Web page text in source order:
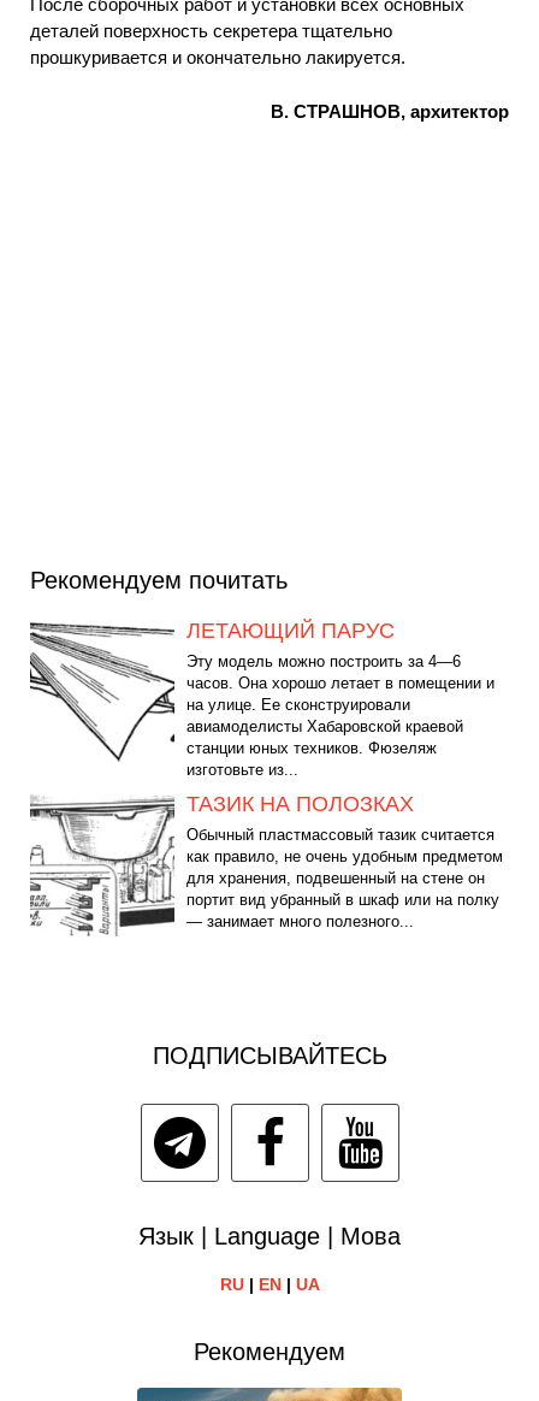
После сборочных работ и установки всех основных
деталей поверхность секретера тщательно
прошкуривается и окончательно лакируется.
В. СТРАШНОВ, архитектор
Рекомендуем почитать
ЛЕТАЮЩИЙ ПАРУС
Эту модель можно построить за 4—6
часов. Она хорошо летает в помещении и
на улице. Ее сконструировали
авиамоделисты Хабаровской краевой
станции юных техников. Фюзеляж
изготовьте из...
ТАЗИК НА ПОЛОЗКАХ
Обычный пластмассовый тазик считается
как правило, не очень удобным предметом
для хранения, подвешенный на стене он
портит вид убранный в шкаф или на полку
— занимает много полезного...
ПОДПИСЫВАЙТЕСЬ
Язык | Language | Мова
RU| EN| UA
Рекомендуем